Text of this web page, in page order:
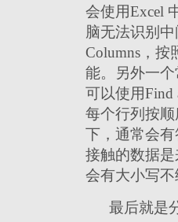
会使用Excel
脑无法识别
Columns，按
能。另外一
可以使用Find
每个行列按
下，通常会
接触的数据
会有大小写不
最后就是